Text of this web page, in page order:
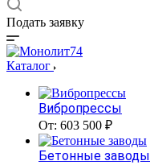
Подать заявку
Каталог
Вибропрессы
От: 603 500 ₽
Бетонные заводы